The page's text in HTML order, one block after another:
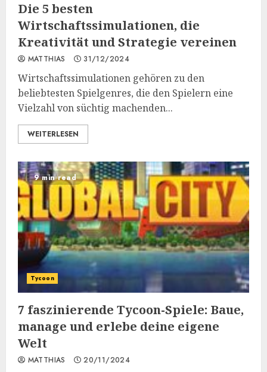
Die 5 besten
Wirtschaftssimulationen, die
Kreativität und Strategie vereinen
MATTHIAS 31/12/2024
Wirtschaftssimulationen gehören zu den
beliebtesten Spielgenres, die den Spielern eine
Vielzahl von süchtig machenden...
WEITERLESEN
9 min read
Tycoon
7 faszinierende Tycoon-Spiele: Baue,
manage und erlebe deine eigene
Welt
MATTHIAS 20/11/2024